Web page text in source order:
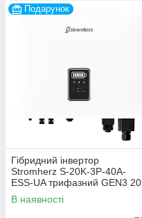
Подарунок
Гібридний інвертор
Stromherz S-20K-3Р-40А-
ESS-UA трифазний GEN3 20
кВт
В наявності